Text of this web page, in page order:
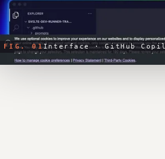
FIG. 01Interface ·GitHub